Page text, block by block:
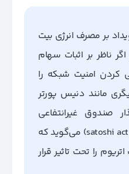
بر مصرف انرژی بیت
ناظر بر اثبات سهام
کردن امنیت شبکه را
مانند دنیس پورتر
صندوق غیرانتفاعی
ساتوشی اکشن (satoshi action fund) می‌گوید که
را تحت تاثیر قرار